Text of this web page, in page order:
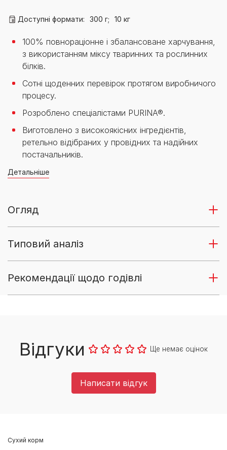
Доступні формати: 300 г; 10 кг
100% повнораціонне і збалансоване харчування,
з використанням міксу тваринних та рослинних
білків.
Сотні щоденних перевірок протягом виробничого
процесу.
Розроблено спеціалістами PURINA®.
Виготовлено з високоякісних інгредієнтів,
ретельно відібраних у провідних та надійних
постачальників.
Детальніше
Огляд
Типовий аналіз
Рекомендації щодо годівлі
Відгуки Ще немає оцінок
Написати відгук
Cухий корм